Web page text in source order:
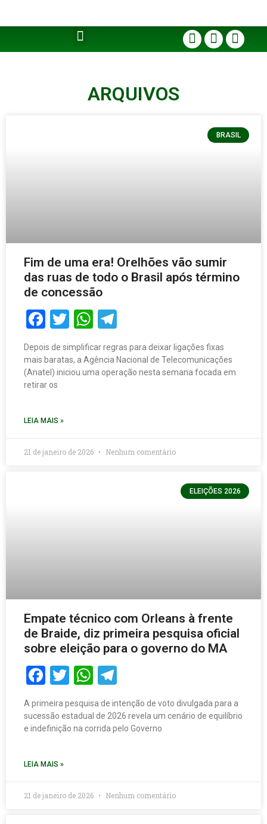
ARQUIVOS
BRASIL
Fim de uma era! Orelhões vão sumir
das ruas de todo o Brasil após término
de concessão
Facebook
TwitterWhatsApp
Depois de simplificar regras para deixar ligações fixas
mais baratas, a Agência Nacional de Telecomunicações
(Anatel) iniciou uma operação nesta semana focada em
retirar os
LEIA MAIS »
21 de janeiro de 2026 Nenhum comentário
ELEIÇÕES 2026
Empate técnico com Orleans à frente
de Braide, diz primeira pesquisa oficial
sobre eleição para o governo do MA
Facebook
TwitterWhatsApp
A primeira pesquisa de intenção de voto divulgada para a
sucessão estadual de 2026 revela um cenário de equilíbrio
e indefinição na corrida pelo Governo
LEIA MAIS »
21 de janeiro de 2026 Nenhum comentário